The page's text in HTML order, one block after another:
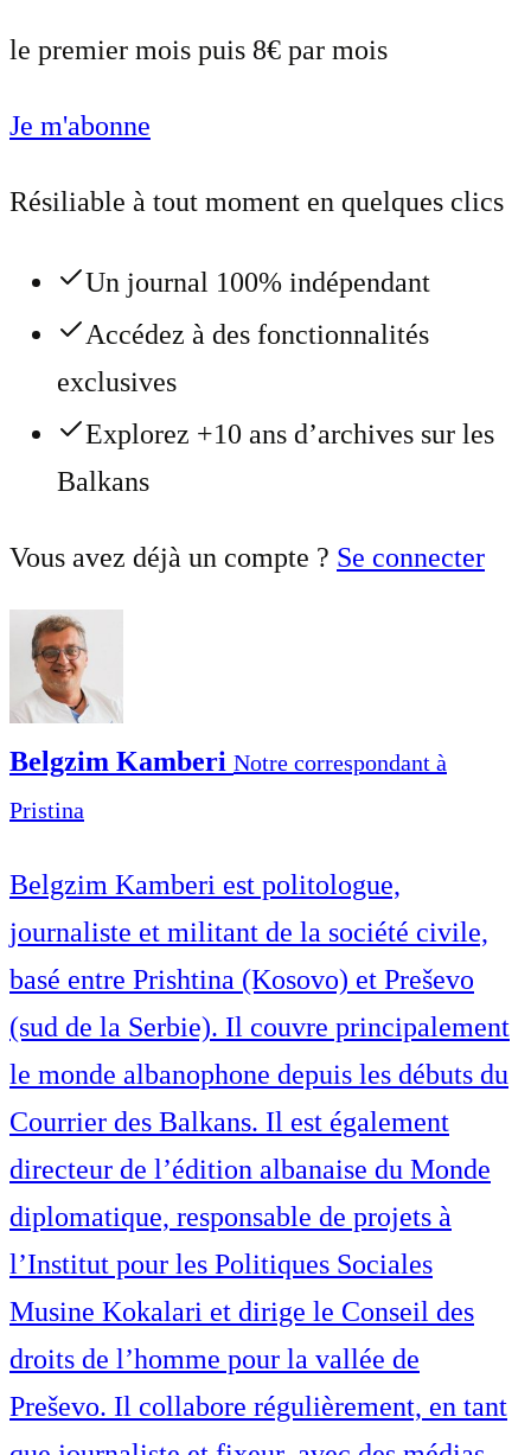
le premier mois puis 8€ par mois
Je m'abonne
Résiliable à tout moment en quelques clics
Un journal 100% indépendant
Accédez à des fonctionnalités
exclusives
Explorez +10 ans d’archives sur les
Balkans
Vous avez déjà un compte ? Se connecter
Belgzim Kamberi Notre correspondant à
Pristina
Belgzim Kamberi est politologue,
journaliste et militant de la société civile,
basé entre Prishtina (Kosovo) et Preševo
(sud de la Serbie). Il couvre principalement
le monde albanophone depuis les débuts du
Courrier des Balkans. Il est également
directeur de l’édition albanaise du Monde
diplomatique, responsable de projets à
l’Institut pour les Politiques Sociales
Musine Kokalari et dirige le Conseil des
droits de l’homme pour la vallée de
Preševo. Il collabore régulièrement, en tant